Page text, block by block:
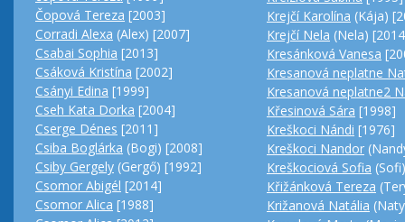
Čopová Tereza [2003]
Corradi Alexa (Alex) [2007]
Csabai Sophia [2013]
Csáková Kristína [2002]
Csányi Edina [1999]
Cseh Kata Dorka [2004]
Cserge Dénes [2011]
Csiba Boglárka (Bogi) [2008]
Csiby Gergely (Gergő) [1992]
Csomor Abigél [2014]
Csomor Alica [1988]
Krejčí Karolína (Kája)
Krejčí Nela (Nela)
Kresánková Vanesa
Kresanová neplatne
Kresanová neplatne2
Křesinová Sára [1998]
Kreškoci Nándi [1976]
Kreškoci Nandor
Kreškociová Sofia
Křižánková Tereza
Križanová Natália